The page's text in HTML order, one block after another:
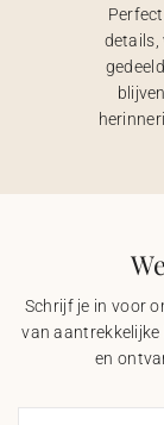
details,
Schrijf je in voor
van aantrekkelijke
en